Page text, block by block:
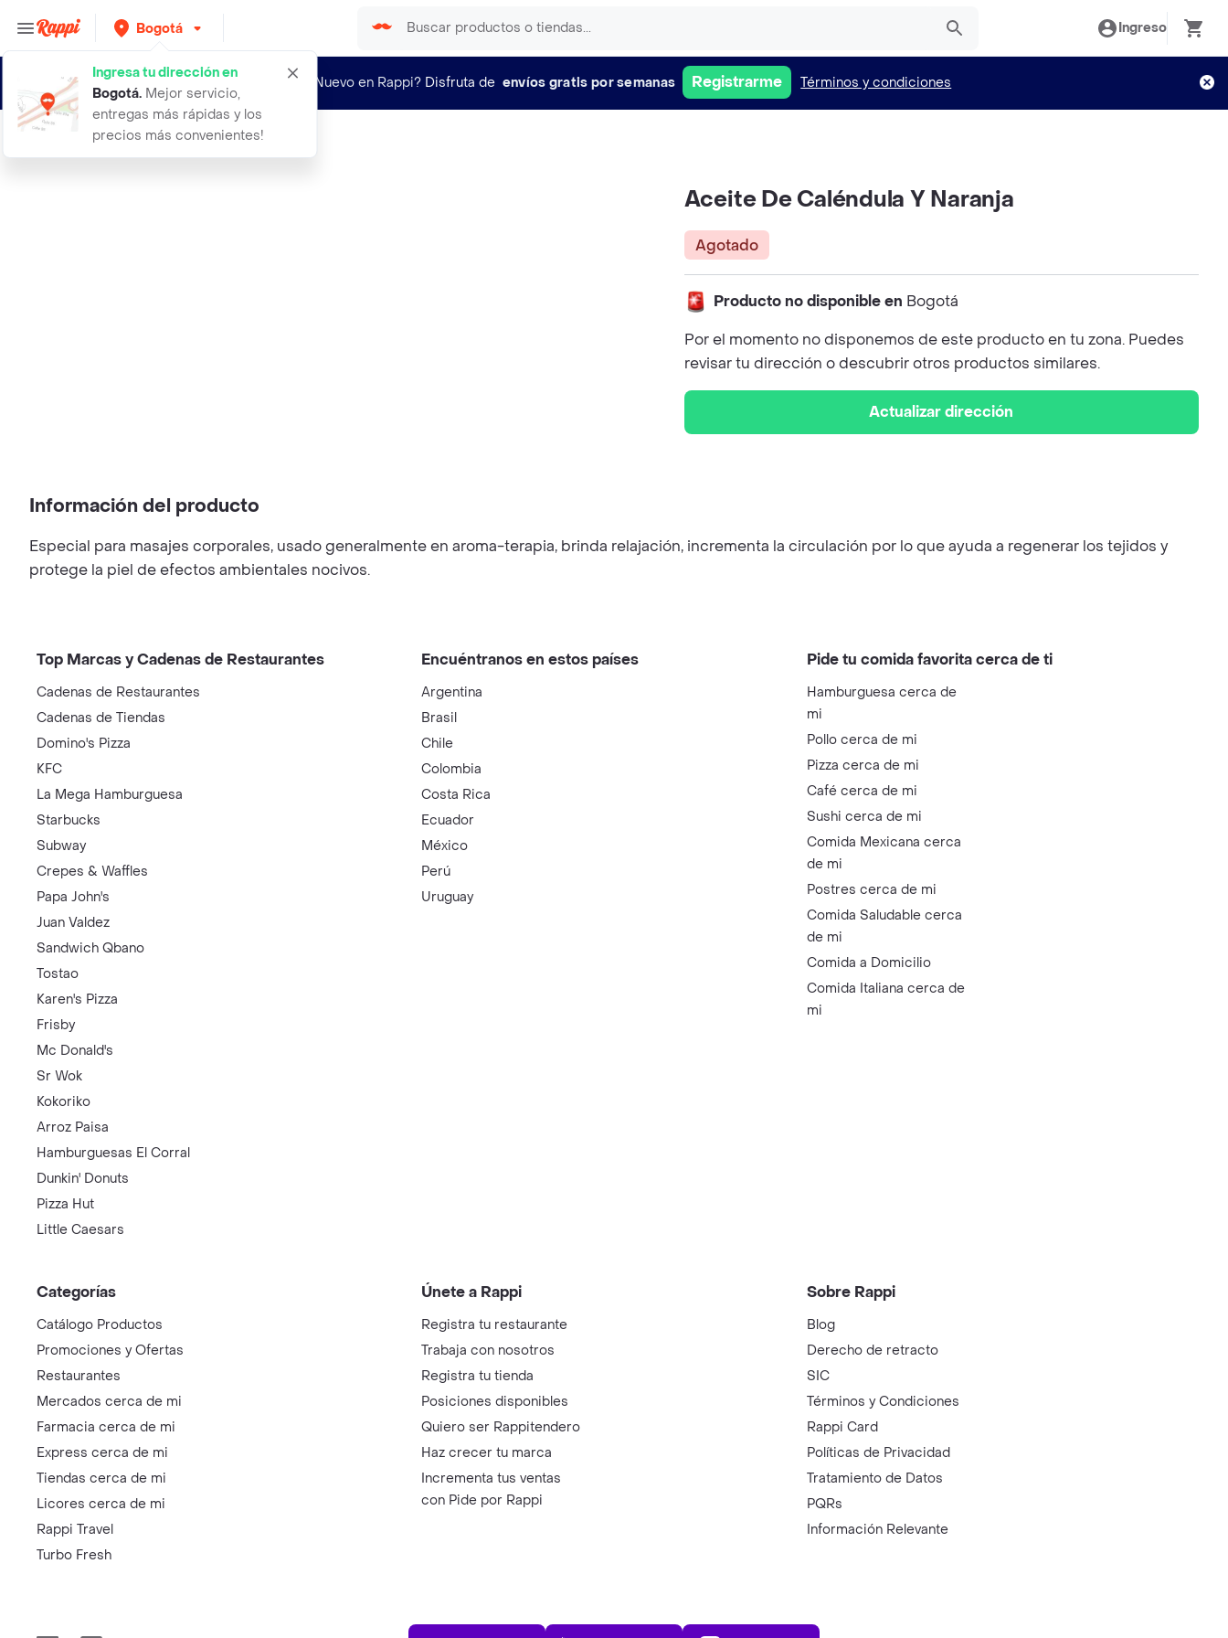
Bogotá
Ingresa tu dirección en
Bogotá. Mejor servicio,
entregas más rápidas y los
precios más convenientes!
Ingreso
¿Nuevo en Rappi? Disfruta de envíos gratis por semanas Registrarme Términos y condiciones
aceite de calendula y naranja
Aceite De Caléndula Y Naranja
Agotado
Producto no disponible en Bogotá
Por el momento no disponemos de este producto en tu zona. Puedes
revisar tu dirección o descubrir otros productos similares.
Actualizar dirección
Información del producto
Especial para masajes corporales, usado generalmente en aroma-terapia, brinda relajación, incrementa la circulación por lo que ayuda a regenerar los tejidos y
protege la piel de efectos ambientales nocivos.
Top Marcas y Cadenas de Restaurantes
Cadenas de Restaurantes
Cadenas de Tiendas
Domino's Pizza
KFC
La Mega Hamburguesa
Starbucks
Subway
Crepes & Waffles
Papa John's
Juan Valdez
Sandwich Qbano
Tostao
Karen's Pizza
Frisby
Mc Donald's
Sr Wok
Kokoriko
Arroz Paisa
Hamburguesas El Corral
Dunkin' Donuts
Pizza Hut
Little Caesars
Encuéntranos en estos países
Argentina
Brasil
Chile
Colombia
Costa Rica
Ecuador
México
Perú
Uruguay
Pide tu comida favorita cerca de ti
Hamburguesa cerca de
mi
Pollo cerca de mi
Pizza cerca de mi
Café cerca de mi
Sushi cerca de mi
Comida Mexicana cerca
de mi
Postres cerca de mi
Comida Saludable cerca
de mi
Comida a Domicilio
Comida Italiana cerca de
mi
Categorías
Catálogo Productos
Promociones y Ofertas
Restaurantes
Mercados cerca de mi
Farmacia cerca de mi
Express cerca de mi
Tiendas cerca de mi
Licores cerca de mi
Rappi Travel
Turbo Fresh
Únete a Rappi
Registra tu restaurante
Trabaja con nosotros
Registra tu tienda
Posiciones disponibles
Quiero ser Rappitendero
Haz crecer tu marca
Incrementa tus ventas
con Pide por Rappi
Sobre Rappi
Blog
Derecho de retracto
SIC
Términos y Condiciones
Rappi Card
Políticas de Privacidad
Tratamiento de Datos
PQRs
Información Relevante
App Store Play Store AppGallery